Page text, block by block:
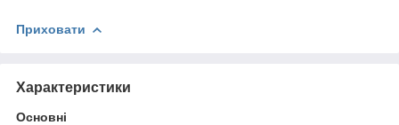
Приховати
Характеристики
Основні